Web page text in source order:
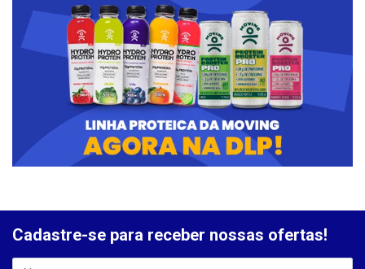
Cadastre-se para receber nossas ofertas!